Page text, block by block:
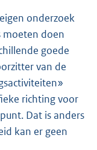
onderzoek
moeten doen
goede
van de
richting voor
Dat is anders
kan er geen